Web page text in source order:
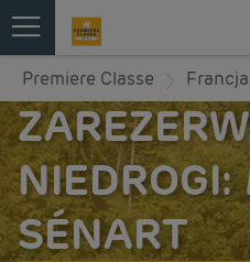
Premiere Classe Francja
SÉNART